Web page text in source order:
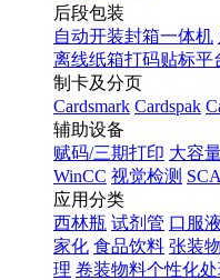
后段包装
自动开装封箱一体机
离线纸箱打码贴标平
制卡及分页
Cardsmark Cardspak
辅助设备
赋码/三期打印 大容
WinCC 视觉检测
应用分类
西林瓶 试剂管 口服
家化 食品饮料 张装
理 卷装物料个性化处